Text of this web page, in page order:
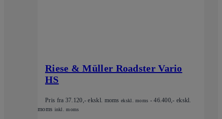
Riese & Müller Roadster Vario
HS
Pris fra 37.120,- ekskl. moms ekskl. moms -46.400,- ekskl.
moms inkl. moms